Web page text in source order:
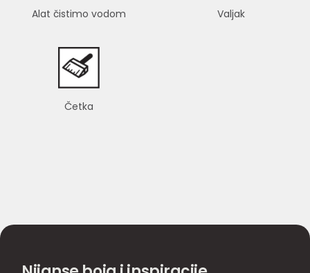
Alat čistimo vodom Valjak
Četka